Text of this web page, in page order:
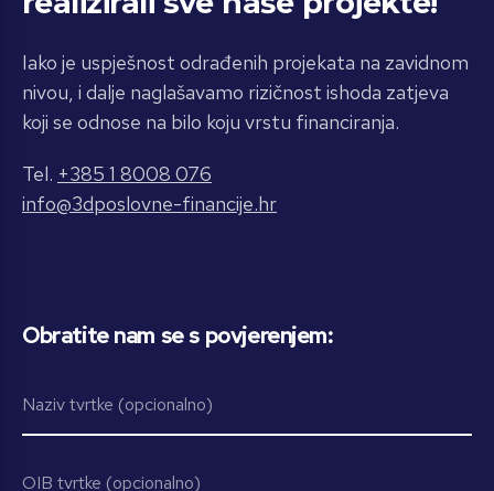
Iako je uspješnost odrađenih projekata na zavidnom
nivou, i dalje naglašavamo rizičnost ishoda zatjeva
koji se odnose na bilo koju vrstu financiranja.
Tel. +385 1 8008 076
info@3dposlovne-financije.hr
Obratite nam se s povjerenjem: